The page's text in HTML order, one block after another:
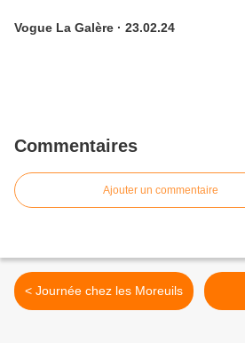
Vogue La Galère · 23.02.24
Commentaires
Ajouter un commentaire
< Journée chez les Moreuils